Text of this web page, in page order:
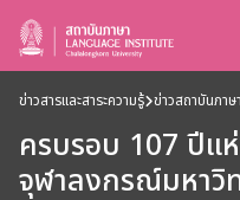
ข่าวสารและสาระความรู้ ข่าวสถาบันภาษา
ครบรอบ 107 ปีแ
จุฬาลงกรณ์มหาวิ